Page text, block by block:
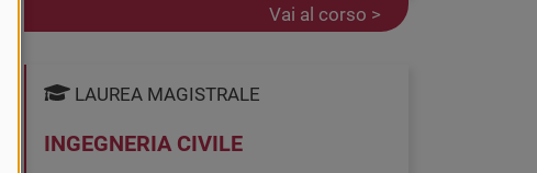
Vai al corso >
LAUREA MAGISTRALE
INGEGNERIA CIVILE